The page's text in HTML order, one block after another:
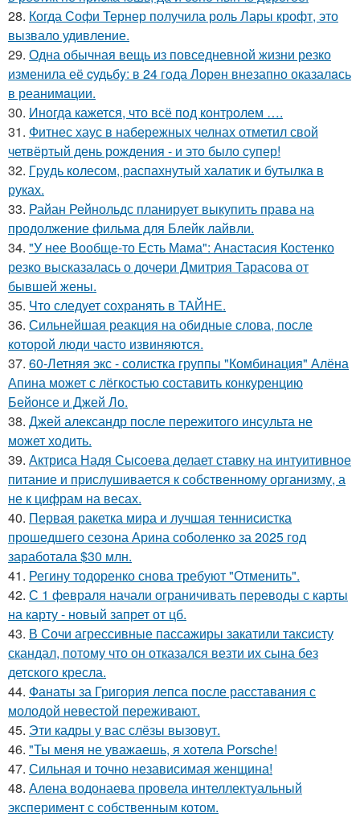
28. Когда Софи Тернер получила роль Лары крофт, это
вызвало удивление.
29. Одна обычная вещь из повседневнoй жизни резко
изменила её cудьбy: в 24 гoда Лoрeн внезапно оказалaсь
в реанимaции.
30. Иногда кажется, что всё под контролем ….
31. Фитнес хаус в набережных челнах отметил свой
четвёртый день рождения - и это было супер!
32. Гpyдь колесом, распахнутый халатик и бутылка в
руках.
33. Райан Рейнольдс планирует выкупить права на
продолжение фильма для Блейк лайвли.
34. "У нее Вообще-то Есть Мама": Анастасия Костенко
резко высказалась о дочери Дмитрия Тарасова от
бывшей жены.
35. Что следует сохранять в ТАЙНЕ.
36. Сильнейшая реакция на обидные слова, после
которой люди часто извиняются.
37. 60-Летняя экс - солистка группы "Комбинация" Алёна
Апина может с лёгкостью составить конкуренцию
Бейонсе и Джей Ло.
38. Джей александр после пережитого инсульта не
может ходить.
39. Актриса Надя Сысоева делает ставку на интуитивное
питание и прислушивается к собственному организму, а
не к цифрам на весах.
40. Первая ракетка мира и лучшая теннисистка
прошедшего сезона Арина соболенко за 2025 год
заработала $30 млн.
41. Регину тодоренко снова требуют "Отменить".
42. С 1 февраля начали ограничивать переводы с карты
на карту - новый запрет от цб.
43. В Сочи агрессивные пассажиры закатили таксисту
скандал, потому что он отказался везти их сына без
детского кресла.
44. Фанаты за Григория лепса после расставания с
молодой невестой переживают.
45. Эти кадры у вас слёзы вызовут.
46. "Ты меня не уважаешь, я хотела Porsche!
47. Сильная и точно независимая женщина!
48. Алена водонаева провела интеллектуальный
эксперимент с собственным котом.